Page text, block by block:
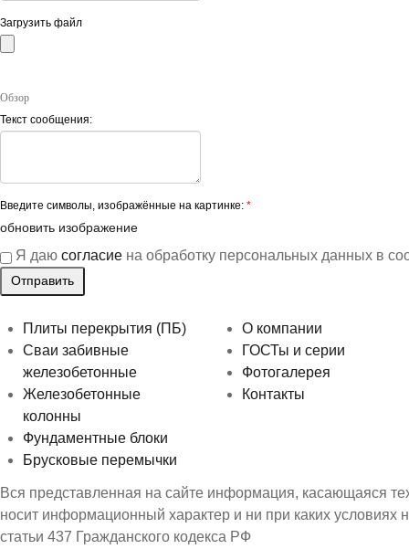
Загрузить файл
Обзор
Текст сообщения:
Введите символы, изображённые на картинке: *
обновить изображение
Я даю согласие на обработку персональных данных в
Плиты перекрытия (ПБ)
Сваи забивные
железобетонные
Железобетонные
колонны
Фундаментные блоки
Брусковые перемычки
О компании
ГОСТы и серии
Фотогалерея
Контакты
Вся представленная на сайте информация, касающаяся
носит информационный характер и ни при каких
статьи 437 Гражданского кодекса РФ